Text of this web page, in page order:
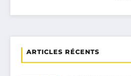
ARTICLES RÉCENTS